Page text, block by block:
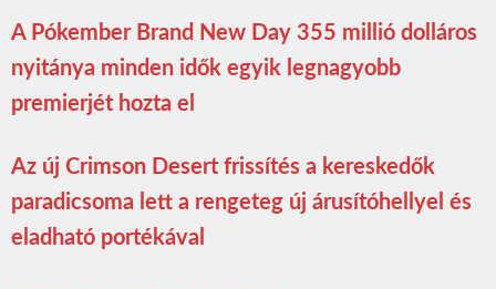
A Pókember Brand New Day 355 millió dolláros
nyitánya minden idők egyik legnagyobb
premierjét hozta el
Az új Crimson Desert frissítés a kereskedők
paradicsoma lett a rengeteg új árusítóhellyel és
eladható portékával